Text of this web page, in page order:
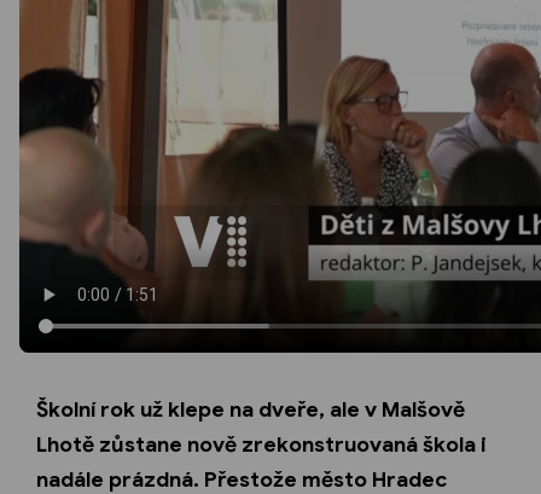
Školní rok už klepe na dveře, ale v Malšově
Lhotě zůstane nově zrekonstruovaná škola i
nadále prázdná. Přestože město Hradec